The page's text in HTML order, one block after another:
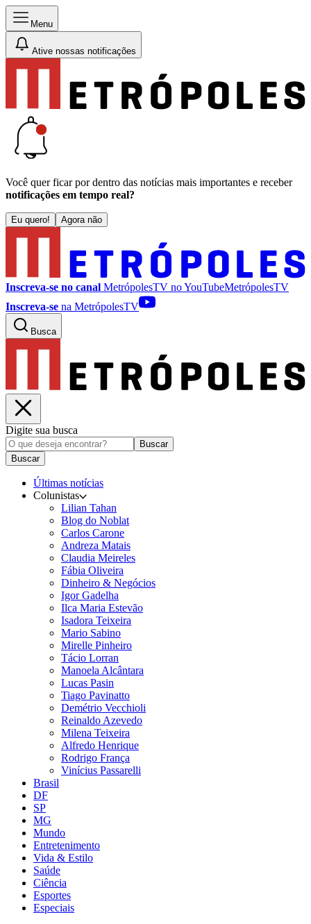
Menu
Ative nossas notificações
Você quer ficar por dentro das notícias mais importantes e receber
notificações em tempo real?
Eu quero! Agora não
Inscreva-se no canal MetrópolesTV noYouTubeMetrópolesTV
Inscreva-se na MetrópolesTV
Busca
Digite sua busca
Buscar
Buscar
Últimas notícias
Colunistas
Lilian Tahan
Blog do Noblat
Carlos Carone
Andreza Matais
Claudia Meireles
Fábia Oliveira
Dinheiro & Negócios
Igor Gadelha
Ilca Maria Estevão
Isadora Teixeira
Mario Sabino
Mirelle Pinheiro
Tácio Lorran
Manoela Alcântara
Lucas Pasin
Tiago Pavinatto
Demétrio Vecchioli
Reinaldo Azevedo
Milena Teixeira
Alfredo Henrique
Rodrigo França
Vinícius Passarelli
Brasil
DF
SP
MG
Mundo
Entretenimento
Vida & Estilo
Saúde
Ciência
Esportes
Especiais